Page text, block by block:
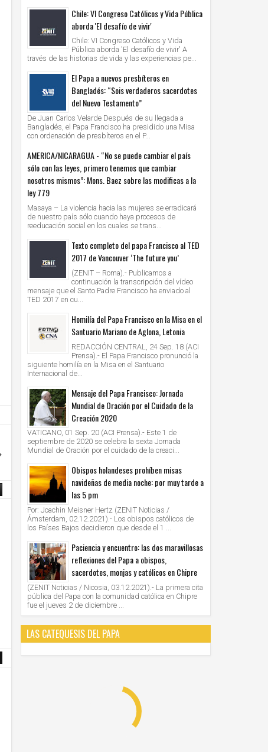
Jun
2021
AMERICA/PERU' - Los obispos: "la Iglesia cree
en la democracia, defiende el sistema
democrático, apoya los resultados electorales"
28 2021
VATICANO - Oración mariana por
Chile: VI Congreso Católicos y Vida Pública
aborda 'El desafío de vivir'
Chile: VI Congreso Católicos y Vida
Pública aborda 'El desafío de vivir' A
través de las historias de vida y las experiencias pe...
El Papa a nuevos presbíteros en
Bangladés: “Sois verdaderos sacerdotes
del Nuevo Testamento”
De Juan Carlos Velarde Después de su llegada a
Bangladés, el Papa Francisco ha presidido una Misa
con ordenación de presbíteros en el P...
AMERICA/NICARAGUA - “No se puede cambiar el país
sólo con las leyes, primero tenemos que cambiar
nosotros mismos”: Mons. Baez sobre las modificas a la
ley 779
Masaya – La violencia hacia las mujeres se erradicará
de nuestro país sólo cuando haya procesos de
reeducación social en los cuales se trans...
Texto completo del papa Francisco al TED
2017 de Vancouver ‘The future you’
(ZENIT – Roma).- Publicamos a
continuación la transcripción del vídeo
mensaje que el Santo Padre Francisco ha enviado al
TED 2017 en cu...
Homilía del Papa Francisco en la Misa en el
Santuario Mariano de Aglona, Letonia
REDACCIÓN CENTRAL, 24 Sep. 18 (ACI
Prensa).- El Papa Francisco pronunció la
siguiente homilía en la Misa en el Santuario
Internacional de...
Mensaje del Papa Francisco: Jornada
Mundial de Oración por el Cuidado de la
Creación 2020
VATICANO, 01 Sep. 20 (ACI Prensa).- Este 1 de
septiembre de 2020 se celebra la sexta Jornada
Mundial de Oración por el cuidado de la creaci...
Obispos holandeses prohíben misas
navideñas de media noche: por muy tarde a
las 5 pm
Por: Joachin Meisner Hertz (ZENIT Noticias /
Ámsterdam, 02.12.2021).- Los obispos católicos de
los Países Bajos decidieron que desde el 1 ...
Paciencia y encuentro: las dos maravillosas
reflexiones del Papa a obispos,
sacerdotes, monjas y católicos en Chipre
(ZENIT Noticias / Nicosia, 03.12.2021).- La primera cita
pública del Papa con la comunidad católica en Chipre
fue el jueves 2 de diciembre ...
LAS CATEQUESIS DEL PAPA